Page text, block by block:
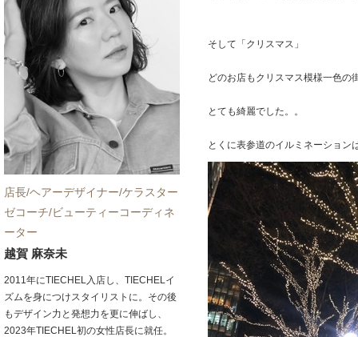
店長/ヘアーデザイナー/ケラスター
ゼコーチ/ビューティーコーディネ
ーター
越賀 麻奈未
2011年にTIECHEL入店し、TIECHELイ
ズムを身につけスタイリストに。その後
もデザイン力と発想力を更に伸ばし、
2023年TIECHEL初の女性店長に就任。
そして「クリスマス」
どのお店もクリスマス模様一色の
とても綺麗でした。。
とくに表参道のイルミネーション